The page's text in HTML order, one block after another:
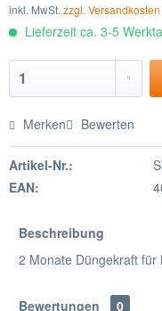
inkl. MwSt. zzgl. Versandkosten
Lieferzeit ca. 3-5
Merken Bewerten
Artikel-Nr.:
EAN:
Beschreibung
2 Monate Düngekraft für
Bewertungen
0